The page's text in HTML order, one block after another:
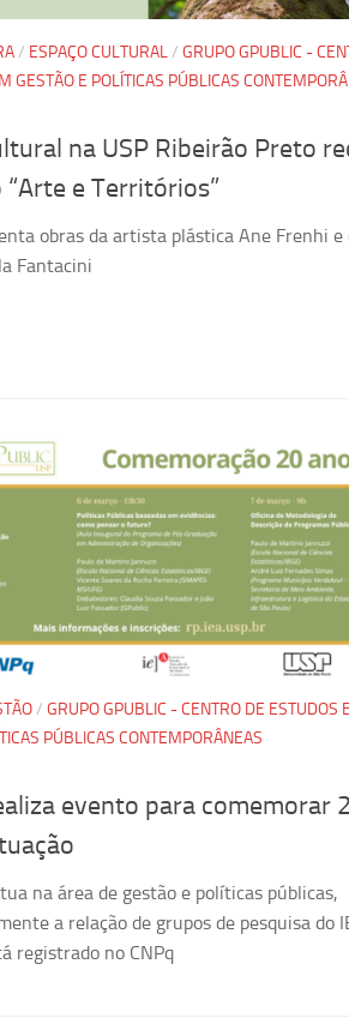
/ ESPAÇO CULTURAL/ GRUPO GPUBLIC -
GESTÃO E POLÍTICAS PÚBLICAS
na USP Ribeirão Preto
“Arte e Territórios”
obras da artista plástica Ane Frenhi e
Fantacini
/ GRUPO GPUBLIC - CENTRO DE ESTUDOS
PÚBLICAS CONTEMPORÂNEAS
evento para comemorar
na área de gestão e políticas públicas,
a relação de grupos de pesquisa do
registrado no CNPq